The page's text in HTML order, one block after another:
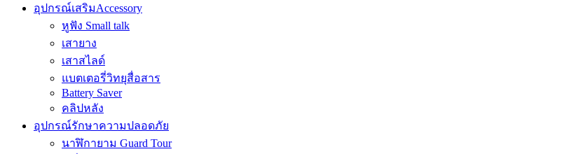
อุปกรณ์เสริมAccessory
หูฟัง Small talk
เสายาง
เสาสไลด์
แบตเตอรี่วิทยุสื่อสาร
Battery Saver
คลิปหลัง
อุปกรณ์รักษาความปลอดภัย
นาฬิกายาม Guard Tour